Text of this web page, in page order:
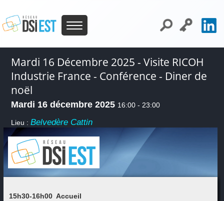
Mardi 16 Décembre 2025 - Visite RICOH
Industrie France - Conférence - Diner de
noël
Mardi 16 décembre 2025 16:00 - 23:00
Lieu : Belvedère Cattin
15h30-16h00 Accueil